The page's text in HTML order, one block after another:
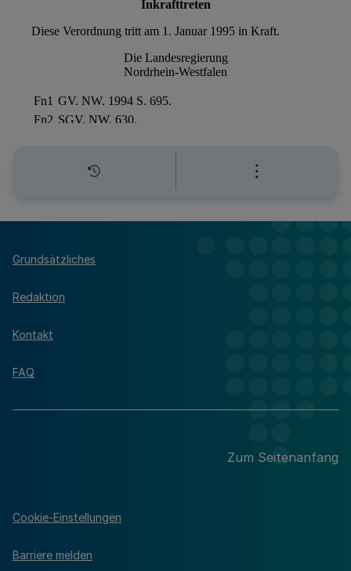
Grundsätzliches
Redaktion
Kontakt
FAQ
Zum Seitenanfang
Cookie-Einstellungen
Barriere melden